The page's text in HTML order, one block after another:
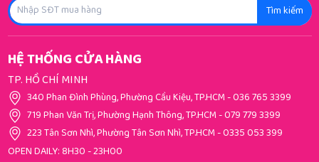
Tìm kiếm
HỆ THỐNG CỬA HÀNG
TP. HỒ CHÍ MINH
340 Phan Đình Phùng, Phường Cầu Kiệu, TP.HCM-036 765 3399
719 Phan Văn Trị, Phường Hạnh Thông, TP.HCM-079 779 3399
223 Tân Sơn Nhì, Phường Tân Sơn Nhì, TP.HCM-0335 053 399
OPEN DAILY: 8H30 - 23H00